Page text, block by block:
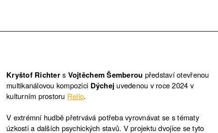
Kryštof Richters Vojtěchem Šemberou představí otevřenou
multikanálovou kompozici Dýchej uvedenou v roce 2024 v
kulturním prostoru Rello.
V extrémní hudbě přetrvává potřeba vyrovnávat se s tématy
úzkosti a dalších psychických stavů. V projektu dvojice se tyto